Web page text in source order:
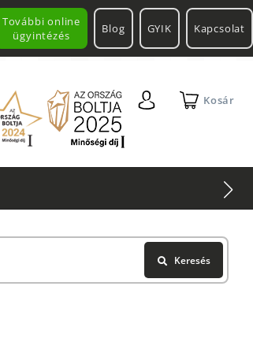
További online
ügyintézés
Blog GYIK Kapcsolat
Kosár
2 db Shimano Aero
Keresés